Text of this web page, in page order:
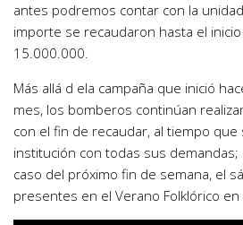
antes podremos contar con la
importe se recaudaron hasta el
15.000.000.
Más allá d ela campaña que inició
mes, los bomberos continúan
con el fin de recaudar, al tiempo
institución con todas sus demandas;
caso del próximo fin de semana, el
presentes en el Verano Folklórico